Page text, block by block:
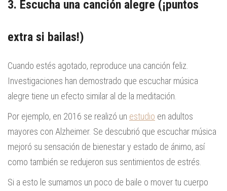
3. Escucha una canción alegre (¡puntos
extra si bailas!)
Cuando estés agotado, reproduce una canción feliz.
Investigaciones han demostrado que escuchar música
alegre tiene un efecto similar al de la meditación.
Por ejemplo, en 2016 se realizó un estudio en adultos
mayores con Alzheimer. Se descubrió que escuchar música
mejoró su sensación de bienestar y estado de ánimo, así
como también se redujeron sus sentimientos de estrés.
Si a esto le sumamos un poco de baile o mover tu cuerpo